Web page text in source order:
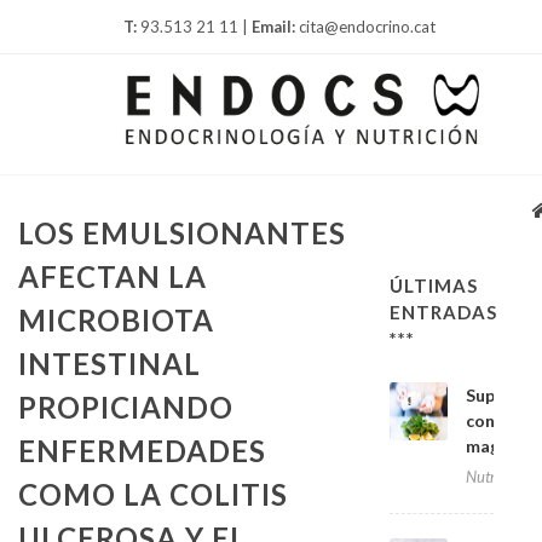
T: 93.513 21 11 | Email:cita@endocrino.cat
LOS EMULSIONANTES
AFECTAN LA
MICROBIOTA
INTESTINAL
PROPICIANDO
ENFERMEDADES
COMO LA COLITIS
ÚLTIMAS
ENTRADAS
***
con
magnesio
Nutrición